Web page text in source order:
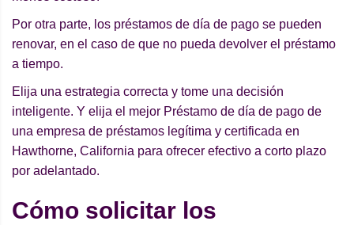
Por otra parte, los préstamos de día de pago se pueden
renovar, en el caso de que no pueda devolver el préstamo
a tiempo.
Elija una estrategia correcta y tome una decisión
inteligente. Y elija el mejor Préstamo de día de pago de
una empresa de préstamos legítima y certificada en
Hawthorne, California para ofrecer efectivo a corto plazo
por adelantado.
Cómo solicitar los